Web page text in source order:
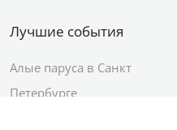
Лучшие события
Алые паруса в Санкт
Петербурге